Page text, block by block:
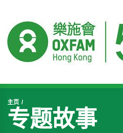
开始主要内容
主页
专题故事